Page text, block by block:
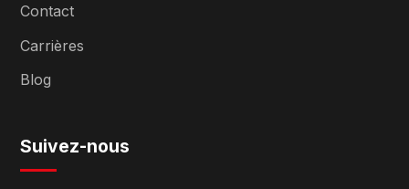
Contact
Carrières
Blog
Suivez-nous